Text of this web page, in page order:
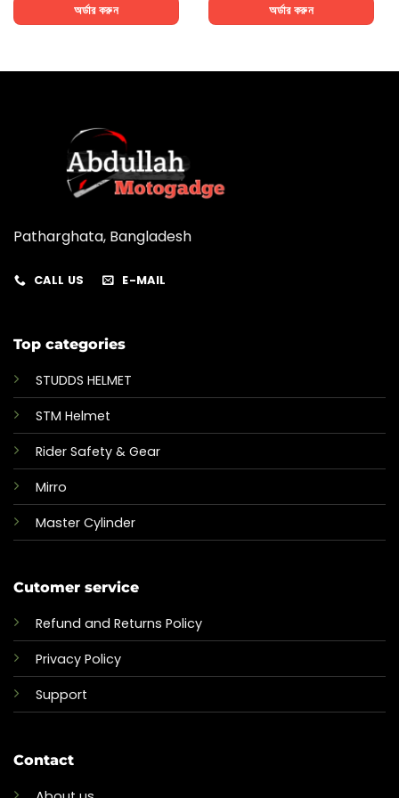
অর্ডার করুন
অর্ডার করুন
Patharghata, Bangladesh
CALL US E-MAIL
Top categories
STUDDS HELMET
STM Helmet
Rider Safety & Gear
Mirro
Master Cylinder
Cutomer service
Refund and Returns Policy
Privacy Policy
Support
Contact